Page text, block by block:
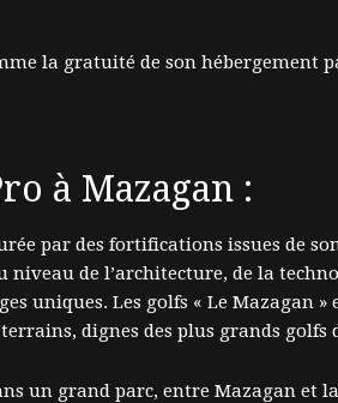
la gratuité de son hébergement
à Mazagan :
par des fortifications issues de
de l’architecture, de la
uniques. Les golfs « Le Mazagan
dignes des plus grands golfs
un grand parc, entre Mazagan et